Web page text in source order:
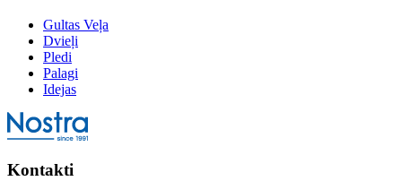
Gultas Veļa
Dvieļi
Pledi
Palagi
Idejas
Kontakti